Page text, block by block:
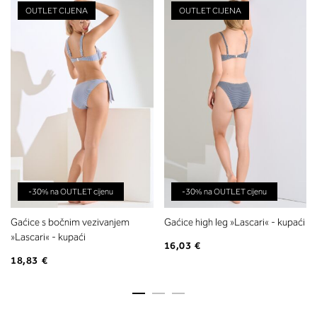
OUTLET CIJENA
-30% na OUTLET cijenu
Gaćice s bočnim vezivanjem
»Lascari« - kupaći
18,83 €
OUTLET CIJENA
-30% na OUTLET cijenu
Gaćice high leg »Lascari« - kupaći
16,03 €
2. Prsni obseg
Izmerite prsni obseg. Šiviljski
položite čez hrbet v višini
izreza in čez prsi, v višini bradavic
vdolbine med prsmi. V razdelku 2.
boste prebrali, katera globina
ustreza vaši meri (A, B …) – iščite v
stolpcu, ki ste ga določili s
obsegom.